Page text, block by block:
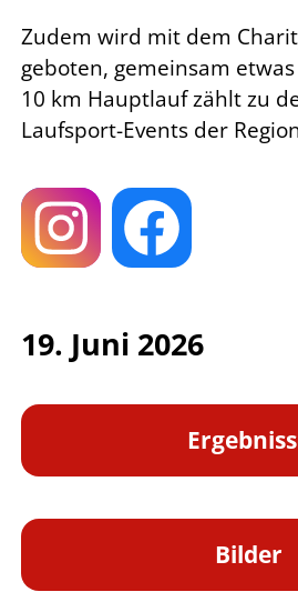
Zudem wird mit dem
geboten, gemeinsam
10 km Hauptlauf zählt zu
Laufsport-Events der
19. Juni 2026
Bilder